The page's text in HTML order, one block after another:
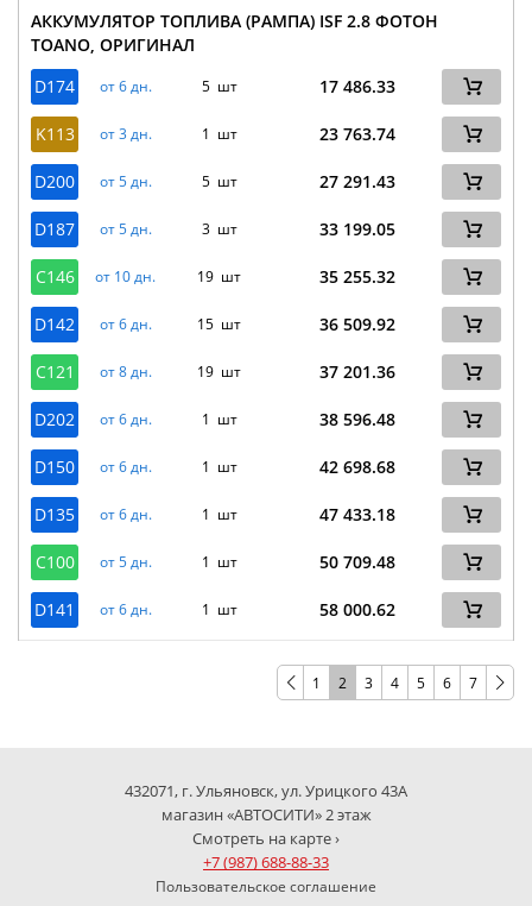
АККУМУЛЯТОР ТОПЛИВА (РАМПА) ISF 2.8 ФОТОН
TOANO, ОРИГИНАЛ
D174
от 6 дн. 5 шт 17 486.33
K113 от 3 дн. 1 шт 23 763.74
D200 от 5 дн. 5 шт 27 291.43
D187 от 5 дн. 3 шт 33 199.05
C146 от 10 дн. 19 шт 35 255.32
D142 от 6 дн. 15 шт 36 509.92
C121 от 8 дн. 19 шт 37 201.36
D202 от 6 дн. 1 шт 38 596.48
D150 от 6 дн. 1 шт 42 698.68
D135 от 6 дн. 1 шт 47 433.18
C100 от 5 дн. 1 шт 50 709.48
D141 от 6 дн. 1 шт 58 000.62
1 2 3 4 5 6 7
432071, г. Ульяновск, ул. Урицкого 43А
магазин «АВТОСИТИ» 2 этаж
Смотреть на карте ›
+7 (987) 688-88-33
Пользовательское соглашение